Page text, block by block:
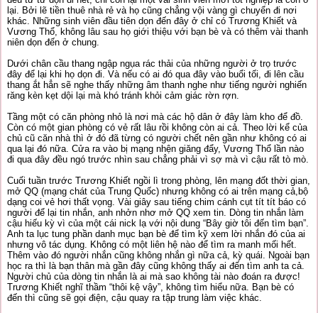
lại. Bởi lẽ tiền thuê nhà rẻ và họ cũng chẳng vội vàng gì chuyển đi nơi
khác. Những sinh viên đầu tiên dọn đến đây ở chỉ có Trương Khiết và
Vương Thổ, không lâu sau họ giới thiệu với bạn bè và có thêm vài thanh
niên dọn đến ở chung.
Dưới chân cầu thang ngập ngụa rác thải của những người ở trọ trước
đây để lại khi họ dọn đi. Và nếu có ai đó qua đây vào buổi tối, đi lên cầu
thang ắt hẳn sẽ nghe thấy những âm thanh nghe như tiếng người nghiến
răng kèn kẹt dội lại mà khó tránh khỏi cảm giác rờn rợn.
Tầng một có căn phòng nhỏ là nơi mà các hộ dân ở đây làm kho để đồ.
Còn có một gian phòng có vẻ rất lâu rồi không còn ai cả. Theo lời kể của
chủ cũ căn nhà thì ở đó đã từng có người chết nên gần như không có ai
qua lại đó nữa. Cửa ra vào bị mạng nhện giăng đẩy, Vương Thổ lần nào
đi qua đây đều ngó trước nhìn sau chẳng phải vì sợ mà vì cậu rất tò mò.
Cuối tuần trước Trương Khiết ngồi lì trong phòng, lên mạng đốt thời gian,
mở QQ (mạng chát của Trung Quốc) nhưng không có ai trên mạng cả,bộ
dạng coi vẻ hơi thất vọng. Vài giây sau tiếng chim cánh cụt tít tít báo có
người để lại tin nhắn, anh nhởn nhơ mở QQ xem tin. Dòng tin nhắn làm
cậu hiếu kỳ vì của một cái nick lạ với nội dung “Bây giờ tôi đến tìm bạn”.
Anh ta lục tung phần danh mục bạn bè để tìm kỹ xem lời nhắn đó của ai
nhưng vô tác dụng. Không có một liên hệ nào để tìm ra manh mối hết.
Thêm vào đó người nhắn cũng không nhắn gì nữa cả, kỳ quái. Ngoài bạn
học ra thì là bạn thân mà gần đây cũng không thấy ai đến tìm anh ta cả.
Người chủ của dòng tin nhắn là ai mà sao không tài nào đoán ra được!
Trương Khiết nghĩ thầm “thôi kệ vậy”, không tìm hiểu nữa. Bạn bè có
đến thì cũng sẽ gọi điện, cậu quay ra tập trung làm việc khác.